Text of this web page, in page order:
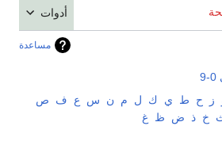
أدوات
مساعدة
0-9
ز ح ط ي ك ل م ن س ع ف
ص
خ ذ ض ظ غ